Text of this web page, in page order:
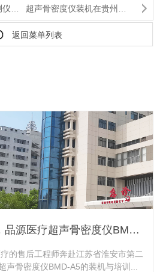
返回菜单列表
赋能骨骼健康诊疗，品源医疗超声骨密度仪BMD-A5落地江苏省淮安市第二人民医院
的售后工程师奔赴江苏省淮安市第二
声骨密度仪BMD-A5的装机与培训...